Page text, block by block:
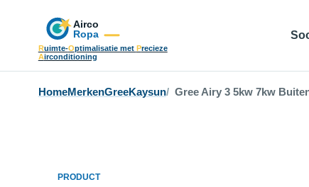
Ruimte-Optimalisatie met Precieze
Airconditioning
HomeMerkenGreeKaysun Gree Airy 3 5kw 7kw
PRODUCT